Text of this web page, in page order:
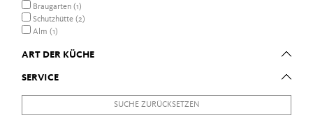
Braugarten (1)
Schutzhütte (2)
Alm (1)
ART DER KÜCHE
SERVICE
SUCHE ZURÜCKSETZEN